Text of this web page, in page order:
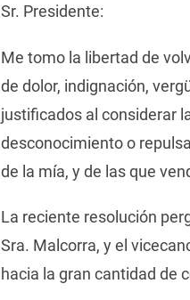
Sr. Presidente:
Me tomo la libertad de
de dolor, indignación,
justificados al considerar
desconocimiento o
de la mía, y de las que
La reciente resolución
Sra. Malcorra, y el
hacia la gran cantidad de